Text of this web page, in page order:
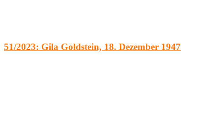
51/2023: Gila Goldstein, 18. Dezember 1947